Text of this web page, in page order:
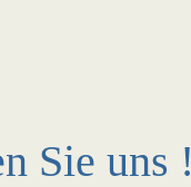
Sie uns !